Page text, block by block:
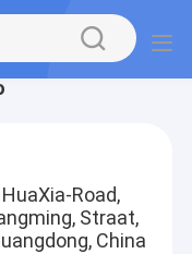
Road,
Straat,
China